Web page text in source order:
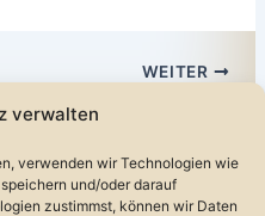
verwalten
verwenden wir Technologien wie
und/oder darauf
zustimmst, können wir Daten
WEITER